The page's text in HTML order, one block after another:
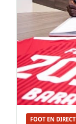
FOOT EN DIRECT